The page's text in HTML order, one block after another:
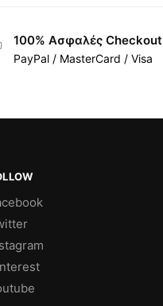
100% Ασφαλές Checkout
PayPal / MasterCard / Visa